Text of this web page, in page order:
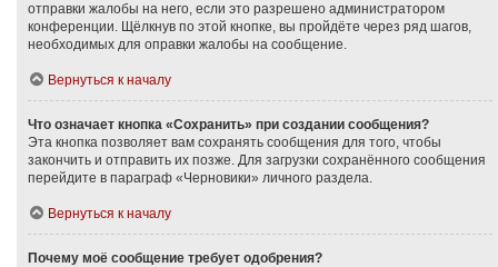
отправки жалобы на него, если это разрешено администратором
конференции. Щёлкнув по этой кнопке, вы пройдёте через ряд шагов,
необходимых для оправки жалобы на сообщение.
Вернуться к началу
Что означает кнопка «Сохранить» при создании сообщения?
Эта кнопка позволяет вам сохранять сообщения для того, чтобы
закончить и отправить их позже. Для загрузки сохранённого сообщения
перейдите в параграф «Черновики» личного раздела.
Вернуться к началу
Почему моё сообщение требует одобрения?